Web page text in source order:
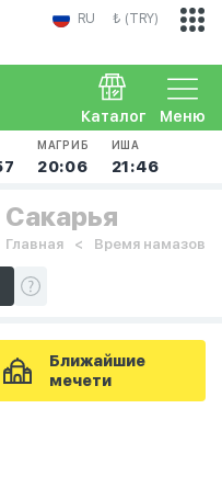
RU ₺ (TRY)
Меню
Каталог
МАГРИБ
20:06
ИША
21:46
Главная Время намазов
Ближайшие
мечети